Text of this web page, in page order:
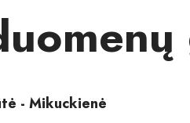
- Mikuckienė